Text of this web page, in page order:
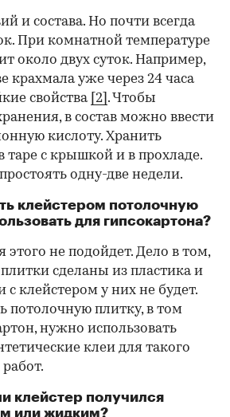
и состава. Но почти всегда
При комнатной температуре
около двух суток. Например,
крахмала уже через 24 часа
свойства [2] . Чтобы
в состав можно ввести
кислоту. Хранить
таре с крышкой и в прохладе.
одну-две недели.
клейстером потолочную
для гипсокартона?
этого не подойдет. Дело в том,
сделаны из пластика и
с клейстером у них не будет.
потолочную плитку, в том
нужно использовать
клеи для такого
клейстер получился
или жидким?